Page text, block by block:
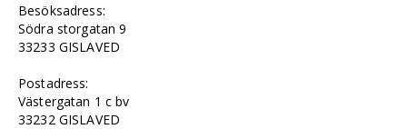
Besöksadress:
Södra storgatan 9
33233 GISLAVED
Postadress:
Västergatan 1 c bv
33232 GISLAVED